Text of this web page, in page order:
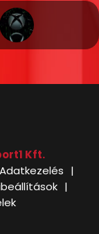
Kft.
Adatkezelés